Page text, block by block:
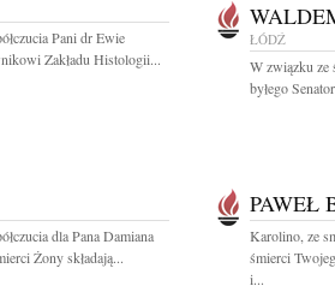
Pani dr Ewie
Zakładu Histologii...
ŁÓDŹ
W związku ze
byłego
dla Pana Damiana
Żony składają...
PAWEŁ
Karolino, ze
śmierci
i...